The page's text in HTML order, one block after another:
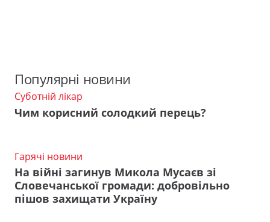
Популярні новини
Суботній лікар
Чим корисний солодкий перець?
Гарячі новини
На війні загинув Микола Мусаєв зі
Словечанської громади: добровільно
пішов захищати Україну